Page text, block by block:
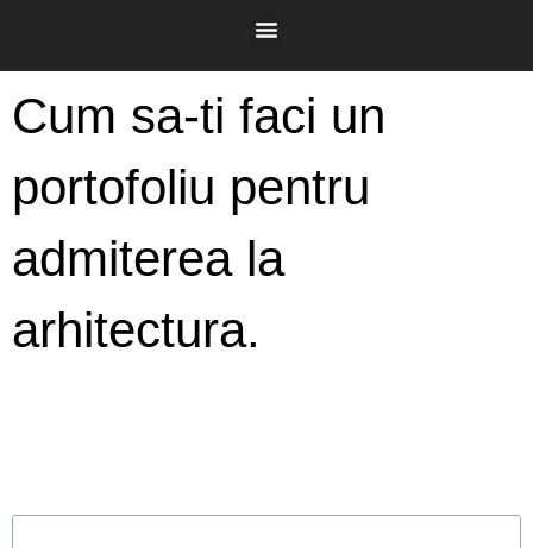
Cum sa-ti faci un
portofoliu pentru
admiterea la
arhitectura.